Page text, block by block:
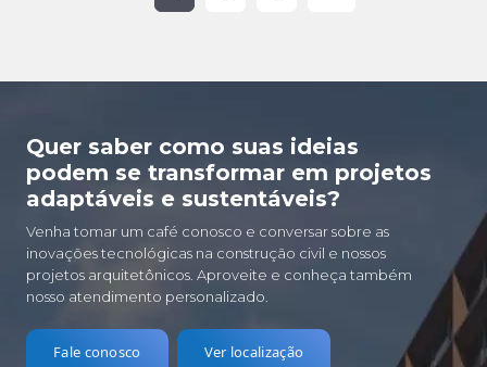
Quer saber como suas ideias
podem se transformar em projetos
adaptáveis e sustentáveis?
Venha tomar um café conosco e conversar sobre as
inovações tecnológicas na construção civil e nossos
projetos arquitetônicos. Aproveite e conheça também
nosso atendimento personalizado.
Fale conosco Ver localização